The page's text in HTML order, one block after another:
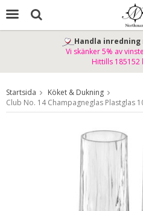
Produkten har blivit
Handla
Vi skänker 5% av
Hittills 185152
Startsida
Köket & Dukning
Club No. 14 Champagneglas Plastglas